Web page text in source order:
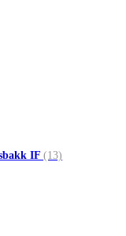
IF (13)